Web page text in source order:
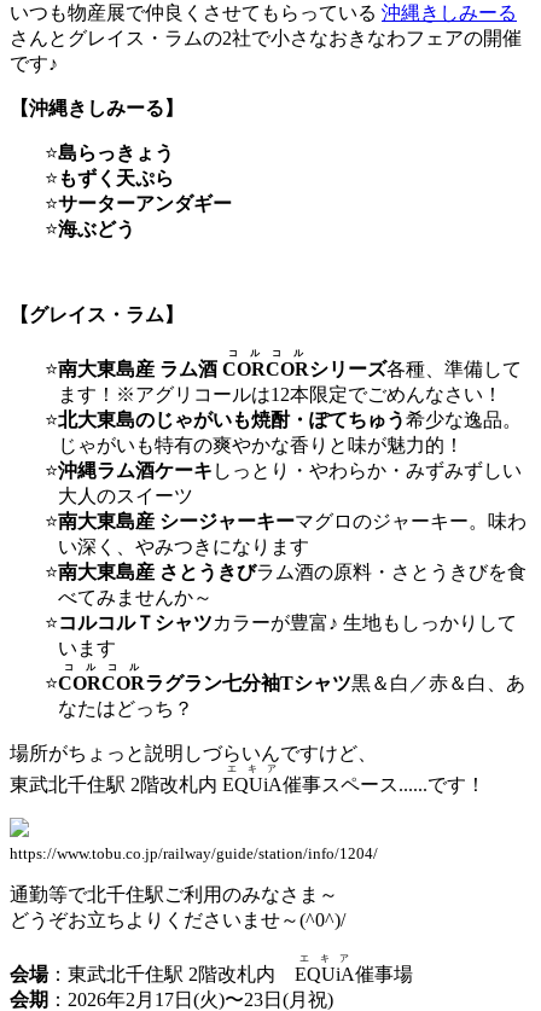
いつも物産展で仲良くさせてもらっている 沖縄きしみーる
さんとグレイス・ラムの2社で小さなおきなわフェアの開催
です♪
【沖縄きしみーる】
島らっきょう
もずく天ぷら
サーターアンダギー
海ぶどう
【グレイス・ラム】
南大東島産 ラム酒 CORCOR
コルコル
シリーズ各種、準備して
ます！※アグリコールは12本限定でごめんなさい！
北大東島のじゃがいも焼酎・ぽてちゅう希少な逸品。
じゃがいも特有の爽やかな香りと味が魅力的！
沖縄ラム酒ケーキ しっとり・やわらか・みずみずしい
大人のスイーツ
南大東島産 シージャーキーマグロのジャーキー。味わ
い深く、やみつきになります
南大東島産 さとうきびラム酒の原料・さとうきびを食
べてみませんか～
コルコルＴシャツカラーが豊富♪ 生地もしっかりして
います
CORCOR
コルコル
ラグラン七分袖Tシャツ黒＆白／赤＆白、あ
なたはどっち？
場所がちょっと説明しづらいんですけど、
東武北千住駅 2階改札内 EQUiA
エキア
催事スペース......です！
https://www.tobu.co.jp/railway/guide/station/info/1204/
通勤等で北千住駅ご利用のみなさま～
どうぞお立ちよりくださいませ～(^0^)/
会場：東武北千住駅 2階改札内 EQUiA
エキア
催事場
会期 ：2026年2月17日(火)〜23日(月祝)